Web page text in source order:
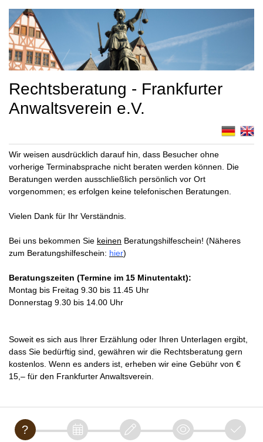
Rechtsberatung - Frankfurter
Anwaltsverein e.V.
Wir weisen ausdrücklich darauf hin, dass Besucher ohne
vorherige Terminabsprache nicht beraten werden können. Die
Beratungen werden ausschließlich persönlich vor Ort
vorgenommen; es erfolgen keine telefonischen Beratungen.
Vielen Dank für Ihr Verständnis.
Bei uns bekommen Sie keinen Beratungshilfeschein! (Näheres
zum Beratungshilfeschein: hier)
Beratungszeiten (Termine im 15 Minutentakt):
Montag bis Freitag 9.30 bis 11.45 Uhr
Donnerstag 9.30 bis 14.00 Uhr
Soweit es sich aus Ihrer Erzählung oder Ihren Unterlagen ergibt,
dass Sie bedürftig sind, gewähren wir die Rechtsberatung gern
kostenlos. Wenn es anders ist, erheben wir eine Gebühr von €
15,– für den Frankfurter Anwaltsverein.